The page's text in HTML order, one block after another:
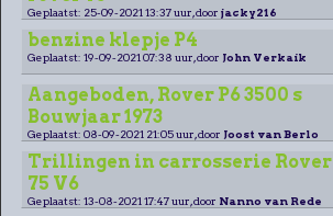
Geplaatst: 25-09-2021 13:37 uur, door jacky216
benzine klepje P4
Geplaatst: 19-09-2021 07:38 uur, door John Verkaik
Aangeboden, Rover P6 3500 s
Bouwjaar 1973
Geplaatst: 08-09-2021 21:05 uur, door Joost van Berlo
Trillingen in carrosserie Rover
75 V6
Geplaatst: 13-08-2021 17:47 uur, door Nanno van Rede